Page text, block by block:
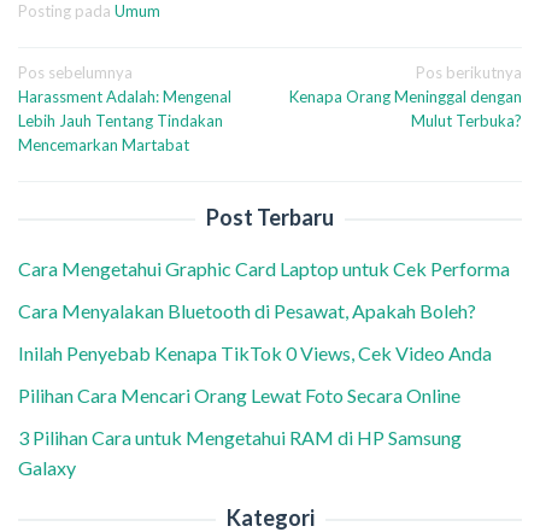
Posting pada Umum
Navigasi
pos
Pos sebelumnya
Harassment Adalah: Mengenal
Lebih Jauh Tentang Tindakan
Mencemarkan Martabat
Pos berikutnya
Kenapa Orang Meninggal dengan
Mulut Terbuka?
Post Terbaru
Cara Mengetahui Graphic Card Laptop untuk Cek Performa
Cara Menyalakan Bluetooth di Pesawat, Apakah Boleh?
Inilah Penyebab Kenapa TikTok 0 Views, Cek Video Anda
Pilihan Cara Mencari Orang Lewat Foto Secara Online
3 Pilihan Cara untuk Mengetahui RAM di HP Samsung
Galaxy
Kategori